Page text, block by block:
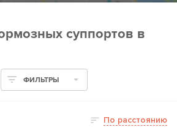
суппортов в
ФИЛЬТРЫ
По расстоянию